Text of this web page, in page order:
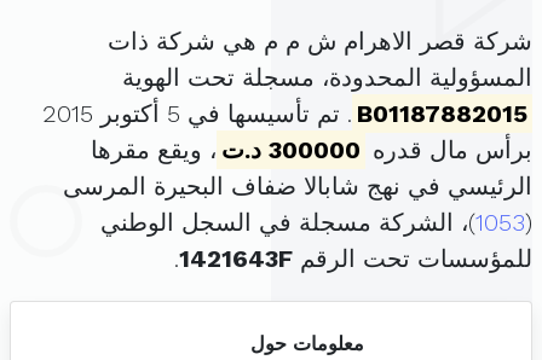
شركة قصر الاهرام ش م م هي شركة ذات
المسؤولية المحدودة، مسجلة تحت الهوية
B01187882015
. تم تأسيسها في 5 أكتوبر 2015
برأس مال قدره 300000 د.ت
، ويقع مقرها
الرئيسي في نهج شابالا ضفاف البحيرة المرسى
(
1053)، الشركة مسجلة في السجل الوطني
للمؤسسات تحت الرقم 1421643F
.
معلومات حول